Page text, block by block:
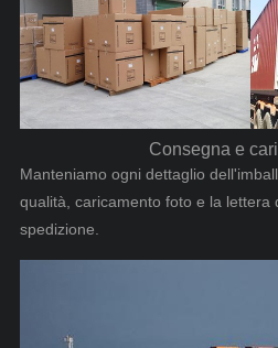
Consegna e
Manteniamo ogni dettaglio
qualità, caricamento foto e la lettera
spedizione.